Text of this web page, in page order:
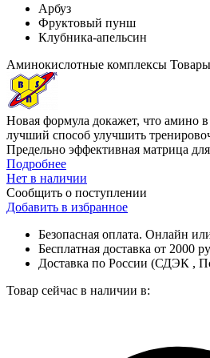
Арбуз
Фруктовый пунш
Клубника-апельсин
Аминокислотные комплексы
Новая формула докажет, что амино
лучший способ улучшить
Предельно эффективная матрица
Подробнее
Нет в наличии
Сообщить о поступлении
Добавить в избранное
Безопасная оплата. Онлайн
Бесплатная доставка от 2000
Доставка по России (СДЭК ,
Товар сейчас в наличии в: